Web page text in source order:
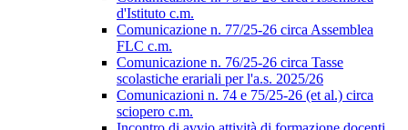
d'Istituto c.m.
Comunicazione n. 77/25-26 circa Assemblea
FLC c.m.
Comunicazione n. 76/25-26 circa Tasse
scolastiche erariali per l'a.s. 2025/26
Comunicazioni n. 74 e 75/25-26 (et al.) circa
sciopero c.m.